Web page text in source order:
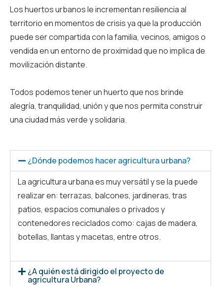
Los huertos urbanos le incrementan resiliencia al
territorio en momentos de crisis ya que la producción
puede ser compartida con la familia, vecinos, amigos o
vendida en un entorno de proximidad que no implica de
movilización distante.
Todos podemos tener un huerto que nos brinde
alegría, tranquilidad, unión y que nos permita construir
una ciudad más verde y solidaria.
¿Dónde podemos hacer agricultura urbana?
La agricultura urbana es muy versátil y se la puede
realizar en: terrazas, balcones, jardineras, tras
patios, espacios comunales o privados y
contenedores reciclados como: cajas de madera,
botellas, llantas y macetas, entre otros.
¿A quién está dirigido el proyecto de
agricultura Urbana?